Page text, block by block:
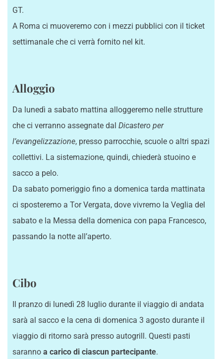
GT.
A Roma ci muoveremo con i mezzi pubblici con il ticket
settimanale che ci verrà fornito nel kit.
Alloggio
Da lunedì a sabato mattina alloggeremo nelle strutture
che ci verranno assegnate dal Dicastero per
l’evangelizzazione, presso parrocchie, scuole o altri spazi
collettivi. La sistemazione, quindi, chiederà stuoino e
sacco a pelo.
Da sabato pomeriggio fino a domenica tarda mattinata
ci sposteremo a Tor Vergata, dove vivremo la Veglia del
sabato e la Messa della domenica con papa Francesco,
passando la notte all’aperto.
Cibo
Il pranzo di lunedì 28 luglio durante il viaggio di andata
sarà al sacco e la cena di domenica 3 agosto durante il
viaggio di ritorno sarà presso autogrill. Questi pasti
saranno a carico di ciascun partecipante.